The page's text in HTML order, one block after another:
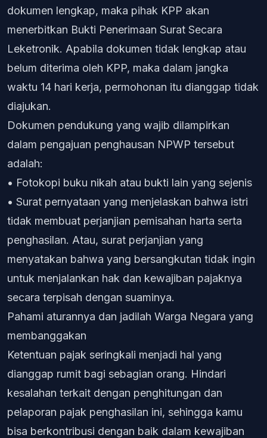
dokumen lengkap, maka pihak KPP akan
menerbitkan Bukti Penerimaan Surat Secara
Leketronik. Apabila dokumen tidak lengkap atau
belum diterima oleh KPP, maka dalam jangka
waktu 14 hari kerja, permohonan itu dianggap tidak
diajukan.
Dokumen pendukung yang wajib dilampirkan
dalam pengajuan penghausan NPWP tersebut
adalah:
• Fotokopi buku nikah atau bukti lain yang sejenis
• Surat pernyataan yang menjelaskan bahwa istri
tidak membuat perjanjian pemisahan harta serta
penghasilan. Atau, surat perjanjian yang
menyatakan bahwa yang bersangkutan tidak ingin
untuk menjalankan hak dan kewajiban pajaknya
secara terpisah dengan suaminya.
Pahami aturannya dan jadilah Warga Negara yang
membanggakan
Ketentuan pajak seringkali menjadi hal yang
dianggap rumit bagi sebagian orang. Hindari
kesalahan terkait dengan penghitungan dan
pelaporan pajak penghasilan ini, sehingga kamu
bisa berkontribusi dengan baik dalam kewajiban